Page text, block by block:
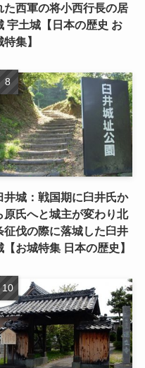
た西軍の将小西行長の居
宇土城【日本の歴史 お
特集】
井城：戦国期に臼井氏か
原氏へと城主が変わり北
征伐の際に落城した臼井
【お城特集 日本の歴史】